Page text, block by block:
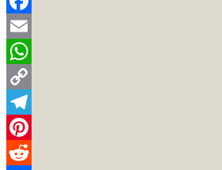
Facebook
Email
WhatsApp
Copy
Link
Telegram
Pinterest